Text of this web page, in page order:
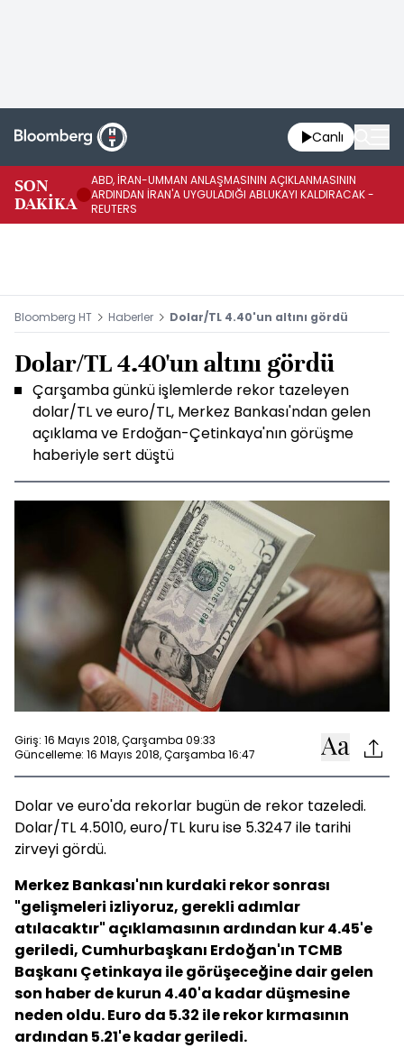
Canlı
SON
DAKİKA
ABD, İRAN-UMMAN ANLAŞMASININ AÇIKLANMASININ
ARDINDAN İRAN'A UYGULADIĞI ABLUKAYI KALDIRACAK -
REUTERS
Bloomberg HT Haberler Dolar/TL 4.40'un altını gördü
Dolar/TL 4.40'un altını gördü
Çarşamba günkü işlemlerde rekor tazeleyen
dolar/TL ve euro/TL, Merkez Bankası'ndan gelen
açıklama ve Erdoğan-Çetinkaya'nın görüşme
haberiyle sert düştü
Giriş: 16 Mayıs 2018, Çarşamba 09:33
Güncelleme: 16 Mayıs 2018, Çarşamba 16:47
Dolar ve euro'da rekorlar bugün de rekor tazeledi.
Dolar/TL 4.5010, euro/TL kuru ise 5.3247 ile tarihi
zirveyi gördü.
Merkez Bankası'nın kurdaki rekor sonrası
"gelişmeleri izliyoruz, gerekli adımlar
atılacaktır" açıklamasının ardından kur 4.45'e
geriledi, Cumhurbaşkanı Erdoğan'ın TCMB
Başkanı Çetinkaya ile görüşeceğine dair gelen
son haber de kurun 4.40'a kadar düşmesine
neden oldu. Euro da 5.32 ile rekor kırmasının
ardından 5.21'e kadar geriledi.